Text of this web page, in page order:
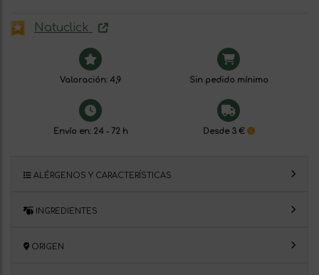
Natuclick
Valoración: 4,9 Sin pedido mínimo
Envío en: 24 - 72 h Desde 3 €
ALÉRGENOS Y CARACTERÍSTICAS
INGREDIENTES
ORIGEN